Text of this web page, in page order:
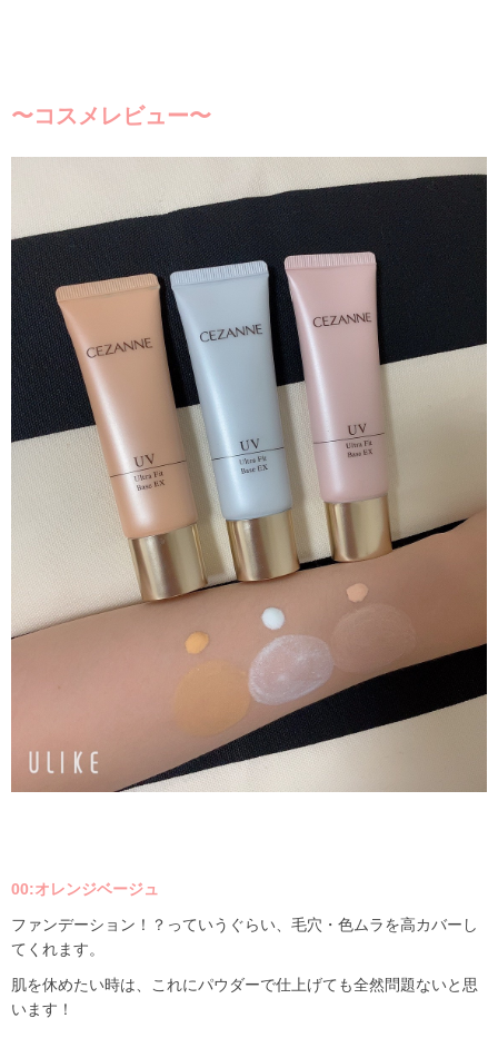
〜コスメレビュー〜
00:オレンジベージュ
ファンデーション！？っていうぐらい、毛穴・色ムラを高カバーし
てくれます。
肌を休めたい時は、これにパウダーで仕上げても全然問題ないと思
います！